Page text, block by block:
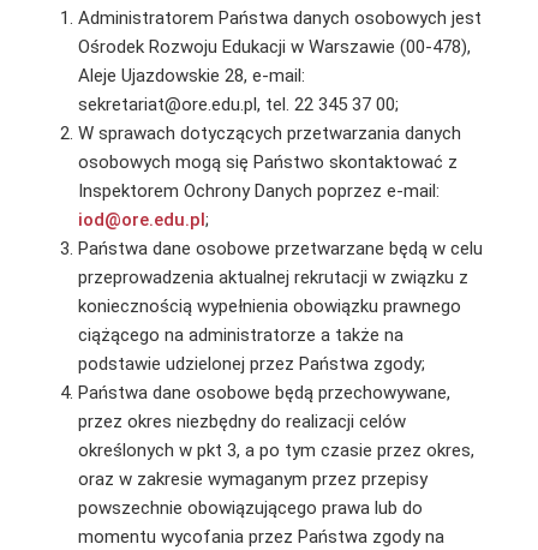
Administratorem Państwa danych osobowych jest
Ośrodek Rozwoju Edukacji w Warszawie (00-478),
Aleje Ujazdowskie 28, e-mail:
sekretariat@ore.edu.pl, tel. 22 345 37 00;
W sprawach dotyczących przetwarzania danych
osobowych mogą się Państwo skontaktować z
Inspektorem Ochrony Danych poprzez e-mail:
iod@ore.edu.pl;
Państwa dane osobowe przetwarzane będą w celu
przeprowadzenia aktualnej rekrutacji w związku z
koniecznością wypełnienia obowiązku prawnego
ciążącego na administratorze a także na
podstawie udzielonej przez Państwa zgody;
Państwa dane osobowe będą przechowywane,
przez okres niezbędny do realizacji celów
określonych w pkt 3, a po tym czasie przez okres,
oraz w zakresie wymaganym przez przepisy
powszechnie obowiązującego prawa lub do
momentu wycofania przez Państwa zgody na